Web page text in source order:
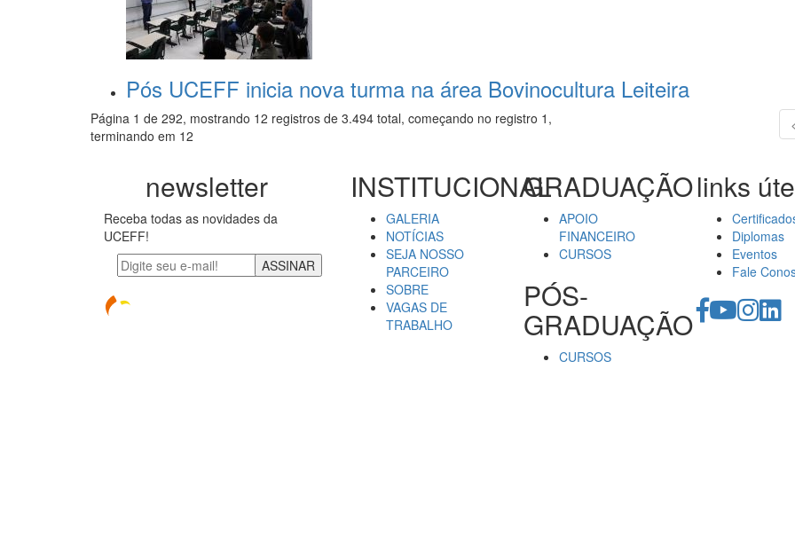
Pós UCEFF inicia nova turma na área Bovinocultura Leiteira
Página 1 de 292, mostrando 12 registros de 3.494 total, começando no registro 1,
terminando em 12
newsletter
Receba todas as novidades da
UCEFF!
ASSINAR
INSTITUCIONAL
GALERIA
NOTÍCIAS
SEJA NOSSO
PARCEIRO
SOBRE
VAGAS DE
TRABALHO
GRADUAÇÃO
APOIO
FINANCEIRO
CURSOS
PÓS-
GRADUAÇÃO
CURSOS
links
Diplomas
Eventos
Fale